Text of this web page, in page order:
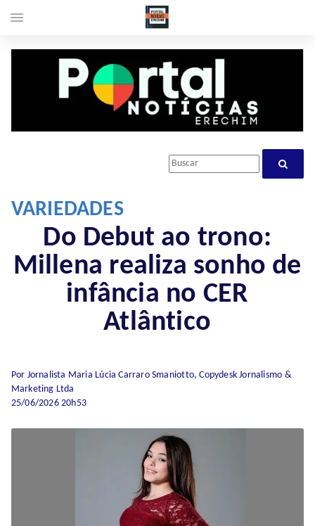
VARIEDADES
Do Debut ao trono:
Millena realiza sonho de
infância no CER
Atlântico
Por Jornalista Maria Lúcia Carraro Smaniotto, Copydesk Jornalismo &
Marketing Ltda
25/06/2026 20h53
menu